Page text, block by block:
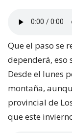
Que el paso se
dependerá, eso
Desde el lunes
montaña,
provincial de
que este